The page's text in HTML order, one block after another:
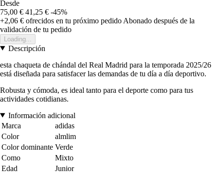
Desde
75,00 € 41,25 € -45%
+2,06 € ofrecidos en tu próximo pedido Abonado después de la
validación de tu pedido
Loading...
Descripción
esta chaqueta de chándal del Real Madrid para la temporada 2025/26
está diseñada para satisfacer las demandas de tu día a día deportivo.
Robusta y cómoda, es ideal tanto para el deporte como para tus
actividades cotidianas.
Información adicional
Marca
adidas
Color
almlim
Color dominante Verde
Como
Mixto
Edad
Junior